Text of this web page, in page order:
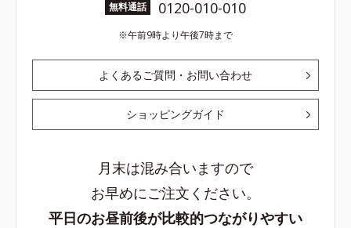
無料通話 0120-010-010
午前9時より午後7時まで
よくあるご質問・お問い合わせ
ショッピングガイド
月末は混み合いますので
お早めにご注文ください。
平日のお昼前後が比較的つながりやすい